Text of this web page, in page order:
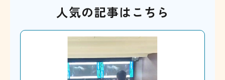
人気の記事はこちら